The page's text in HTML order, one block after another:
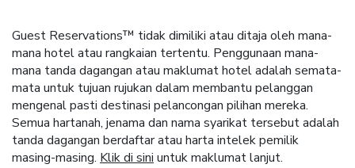
Guest Reservations™ tidak dimiliki atau ditaja oleh mana-
mana hotel atau rangkaian tertentu. Penggunaan mana-
mana tanda dagangan atau maklumat hotel adalah semata-
mata untuk tujuan rujukan dalam membantu pelanggan
mengenal pasti destinasi pelancongan pilihan mereka.
Semua hartanah, jenama dan nama syarikat tersebut adalah
tanda dagangan berdaftar atau harta intelek pemilik
masing-masing. Klik di sini untuk maklumat lanjut.